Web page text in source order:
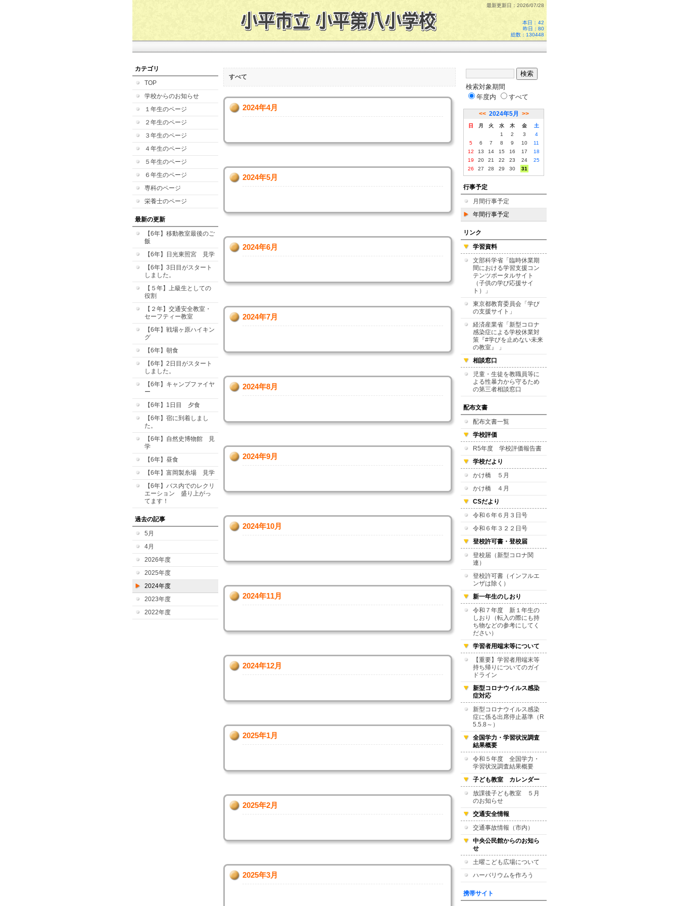
最新更新日：2026/07/28
本日： 42
昨日：80
総数：130448
カテゴリ
TOP
学校からのお知らせ
１年生のページ
２年生のページ
３年生のページ
４年生のページ
５年生のページ
６年生のページ
専科のページ
栄養士のページ
最新の更新
【6年】移動教室最後のご
飯
【6年】日光東照宮 見学
【6年】3日目がスタート
しました。
【５年】上級生としての
役割
【２年】交通安全教室・
セーフティー教室
【6年】戦場ヶ原ハイキン
グ
【6年】朝食
【6年】2日目がスタート
しました。
【6年】キャンプファイヤ
ー
【6年】1日目 夕食
【6年】宿に到着しまし
た。
【6年】自然史博物館 見
学
【6年】昼食
【6年】富岡製糸場 見学
【6年】バス内でのレクリ
エーション 盛り上がっ
てます！
過去の記事
5月
4月
2026年度
2025年度
2024年度
2023年度
2022年度
すべて
2024年4月
2024年5月
2024年6月
2024年7月
2024年8月
2024年9月
2024年10月
2024年11月
2024年12月
2025年1月
2025年2月
2025年3月
検索対象期間
年度内
すべて
<< 2024年5月 >>
日 月 火 水 木 金
土
1
2 3
4
5
6 7 8 9 10
11
12
13 14 15 16 17
18
19
20 21 22 23 24
25
26
27 28 29 30 31
行事予定
月間行事予定
年間行事予定
リンク
学習資料
文部科学省「臨時休業期
間における学習支援コン
テンツポータルサイト
（子供の学び応援サイ
ト）」
東京都教育委員会「学び
の支援サイト」
経済産業省「新型コロナ
感染症による学校休業対
策『#学びを止めない未来
の教室』 」
相談窓口
児童・生徒を教職員等に
よる性暴力から守るため
の第三者相談窓口
配布文書
配布文書一覧
学校評価
R5年度 学校評価報告書
学校だより
かけ橋 ５月
かけ橋 ４月
CSだより
令和６年６月３日号
令和６年３２２日号
登校許可書・登校届
登校届（新型コロナ関
連）
登校許可書（インフルエ
ンザは除く）
新一年生のしおり
令和７年度 新１年生の
しおり（転入の際にも持
ち物などの参考にしてく
ださい）
学習者用端末等について
【重要】学習者用端末等
持ち帰りについてのガイ
ドライン
新型コロナウイルス感染
症対応
新型コロナウイルス感染
症に係る出席停止基準（R
5.5.8～）
全国学力・学習状況調査
結果概要
令和５年度 全国学力・
学習状況調査結果概要
子ども教室 カレンダー
放課後子ども教室 ５月
のお知らせ
交通安全情報
交通事故情報（市内）
中央公民館からのお知ら
せ
土曜こども広場について
ハーバリウムを作ろう
携帯サイト